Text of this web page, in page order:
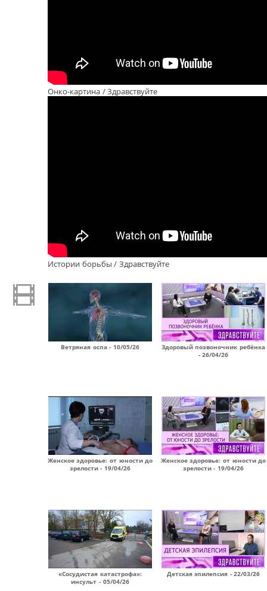
Онко-картина / Здравствуйте
Истории борьбы / Здравствуйте
Ветряная оспа - 10/05/26
Здоровый позвоночник ребёнка
- 26/04/26
Женское здоровье: от юности до
зрелости - 19/04/26
Женское здоровье: от юности до
зрелости - 19/04/26
«Сосудистая катастрофа»:
инсульт - 05/04/26
Детская эпилепсия - 22/03/26